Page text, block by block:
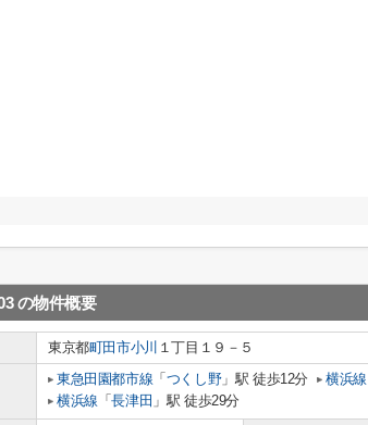
の物件概要
東京都町田市小川 １丁目１９－５
東急田園都市線 「 つくし野」駅 徒歩12分 横浜線
横浜線 「長津田 」駅 徒歩29分